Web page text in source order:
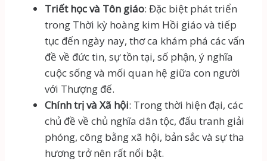
Triết học và Tôn giáo: Đặc biệt phát triển
trong Thời kỳ hoàng kim Hồi giáo và tiếp
tục đến ngày nay, thơ ca khám phá các vấn
đề về đức tin, sự tồn tại, số phận, ý nghĩa
cuộc sống và mối quan hệ giữa con người
với Thượng đế.
Chính trị và Xã hội: Trong thời hiện đại, các
chủ đề về chủ nghĩa dân tộc, đấu tranh giải
phóng, công bằng xã hội, bản sắc và sự tha
hương trở nên rất nổi bật.